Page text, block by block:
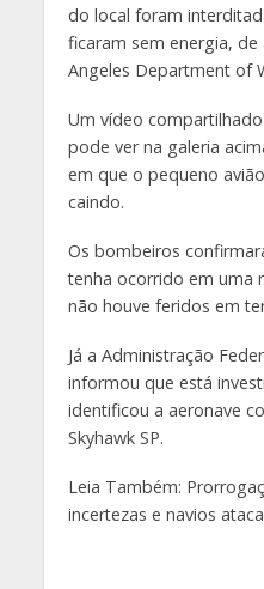
do local foram
ficaram sem energia,
Angeles Department of
Um vídeo
pode ver na galeria
em que o pequeno
caindo.
Os bombeiros
tenha ocorrido em uma
não houve feridos em
Já a Administração
informou que está
identificou a aeronave
Skyhawk SP.
Leia Também:
incertezas e navios